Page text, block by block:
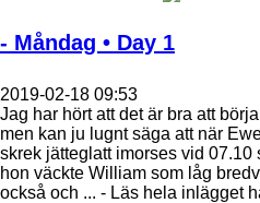
- Måndag • Day 1
2019-02-18 09:53
Jag har hört att det är bra att
men kan ju lugnt säga att när
skrek jätteglatt imorses vid
hon väckte William som låg
också och ... - Läs hela inlägget